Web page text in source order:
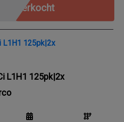
Verkocht
L1H1 125pk|2x